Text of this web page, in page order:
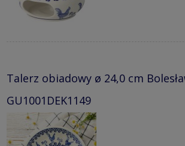
Talerz obiadowy ø 24,0 cm
GU1001DEK1149